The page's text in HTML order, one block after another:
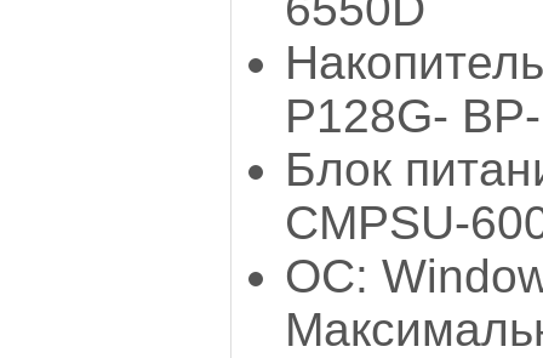
P128G-
Блок
CMPSU-
ОС: